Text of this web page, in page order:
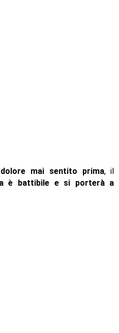
mai sentito prima, il
è battibile e si porterà a